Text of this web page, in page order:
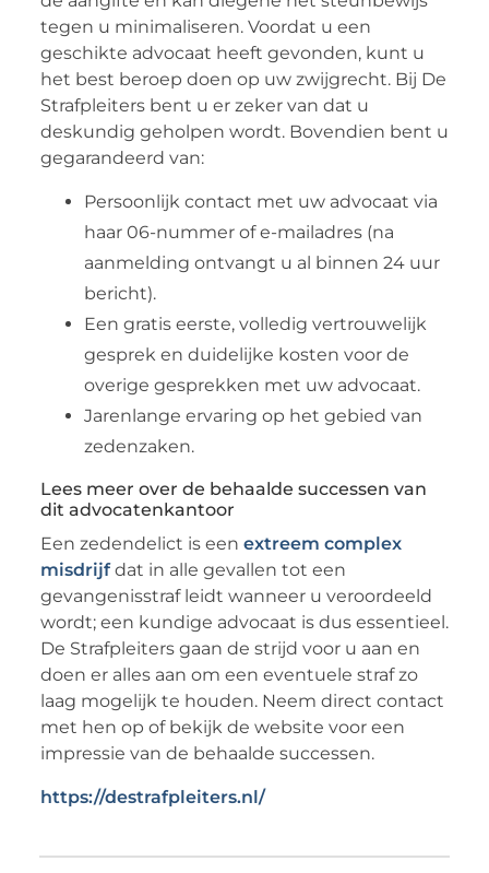
tegen u minimaliseren. Voordat u een
geschikte advocaat heeft gevonden, kunt u
het best beroep doen op uw zwijgrecht. Bij De
Strafpleiters bent u er zeker van dat u
deskundig geholpen wordt. Bovendien bent u
gegarandeerd van:
Persoonlijk contact met uw advocaat via
haar 06-nummer of e-mailadres (na
aanmelding ontvangt u al binnen 24 uur
bericht).
Een gratis eerste, volledig vertrouwelijk
gesprek en duidelijke kosten voor de
overige gesprekken met uw advocaat.
Jarenlange ervaring op het gebied van
zedenzaken.
Lees meer over de behaalde successen van
dit advocatenkantoor
Een zedendelict is een extreem complex
misdrijfdat in alle gevallen tot een
gevangenisstraf leidt wanneer u veroordeeld
wordt; een kundige advocaat is dus essentieel.
De Strafpleiters gaan de strijd voor u aan en
doen er alles aan om een eventuele straf zo
laag mogelijk te houden. Neem direct contact
met hen op of bekijk de website voor een
impressie van de behaalde successen.
https://destrafpleiters.nl/